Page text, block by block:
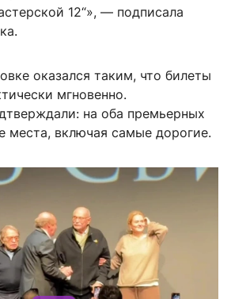
12“», — подписала
оказался таким, что билеты
мгновенно.
на оба премьерных
места, включая самые дорогие.